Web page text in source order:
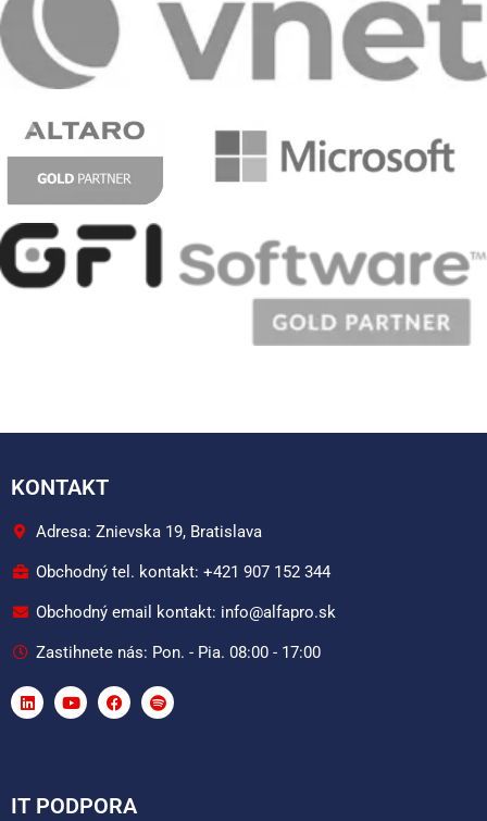
KONTAKT
Adresa: Znievska 19, Bratislava
Obchodný tel. kontakt: +421 907 152 344
Obchodný email kontakt: info@alfapro.sk
Zastihnete nás: Pon. - Pia. 08:00 - 17:00
IT PODPORA